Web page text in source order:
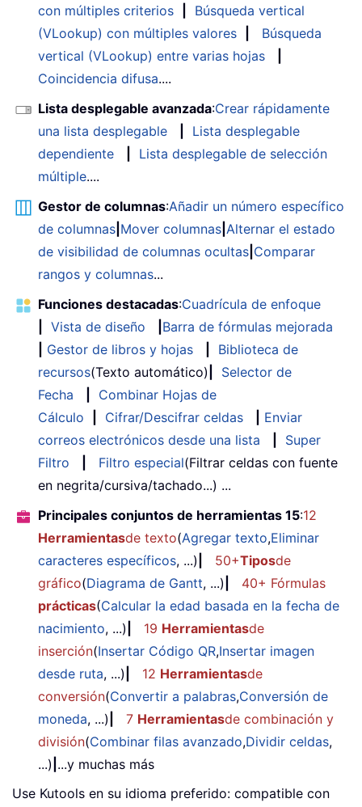
con múltiples criterios
Búsqueda vertical
(VLookup) con múltiples valores
Búsqueda
vertical (VLookup) entre varias hojas
Coincidencia difusa....
Lista desplegable avanzada:Crear rápidamente
una lista desplegable
Lista desplegable
dependiente
Lista desplegable de selección
múltiple....
Gestor de columnas:Añadir un número específico
de columnas Mover columnas Alternar el estado
de visibilidad de columnas ocultas Comparar
rangos y columnas...
Funciones destacadas:Cuadrícula de enfoque
Vista de diseño
Barra de fórmulas mejorada
Gestor de libros y hojas
Biblioteca de
recursos(Texto automático)
Selector de
Fecha
Combinar Hojas de
Cálculo
Cifrar/Descifrar celdas
Enviar
correos electrónicos desde una lista
Super
Filtro
Filtro especial(Filtrar celdas con fuente
en negrita/cursiva/tachado...) ...
Principales conjuntos de herramientas 15:12
Herramientasde texto(Agregar texto,Eliminar
caracteres específicos, ...) 50+Tiposde
gráfico(Diagrama de Gantt, ...)
40+ Fórmulas
prácticas(Calcular la edad basada en la fecha de
nacimiento, ...) 19 Herramientasde
inserción(Insertar Código QR,Insertar imagen
desde ruta, ...) 12 Herramientasde
conversión(Convertir a palabras,Conversión de
moneda, ...) 7 Herramientasde combinación y
división(Combinar filas avanzado,Dividir celdas,
...) ...y muchas más
Use Kutools en su idioma preferido: compatible con